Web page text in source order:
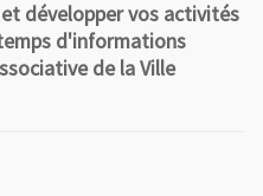
développer vos activités
d'informations
de la Ville